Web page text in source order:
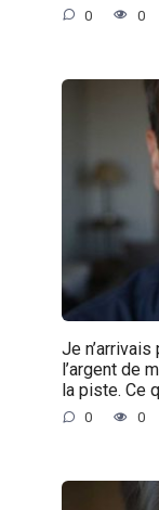
0 0
Je
l’argent de
la piste. Ce
0 0